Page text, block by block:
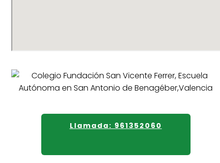
Llamada: 961352060